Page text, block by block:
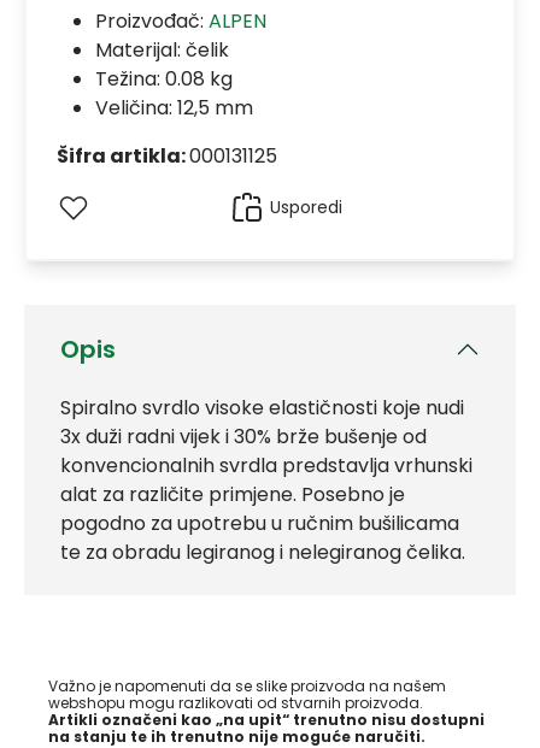
Opis
Spiralno svrdlo visoke elastičnosti koje nudi
3x duži radni vijek i 30% brže bušenje od
konvencionalnih svrdla predstavlja vrhunski
alat za različite primjene. Posebno je
pogodno za upotrebu u ručnim bušilicama
te za obradu legiranog i nelegiranog čelika.
Važno je napomenuti da se slike proizvoda na našem
webshopu mogu razlikovati od stvarnih proizvoda.
Artikli označeni kao „na upit“ trenutno nisu dostupni
na stanju te ih trenutno nije moguće naručiti.
Proizvođač: ALPEN
Materijal: čelik
Težina: 0.08 kg
Veličina: 12,5 mm
Šifra artikla:000131125
Usporedi